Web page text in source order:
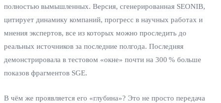
полностью вымышленных. Версия, сгенерированная SEONIB,
цитирует динамику компаний, прогресс в научных работах и
мнения экспертов, все из которых можно проследить до
реальных источников за последние полгода. Последняя
демонстрировала в тестовом «окне» почти на 300 % больше
показов фрагментов SGE.
В чём же проявляется его «глубина»? Это не просто передача